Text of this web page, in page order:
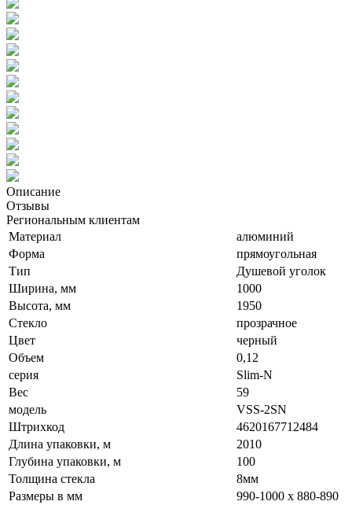
Описание
Отзывы
Региональным клиентам
Материал
алюминий
Форма
прямоугольная
Тип
Душевой уголок
Ширина, мм
1000
Высота, мм
1950
Стекло
прозрачное
Цвет
черный
Объем
0,12
серия
Slim-N
Вес
59
модель
VSS-2SN
Штрихкод
4620167712484
Длина упаковки, м
2010
Глубина упаковки, м
100
Толщина стекла
8мм
Размеры в мм
990-1000 x 880-890